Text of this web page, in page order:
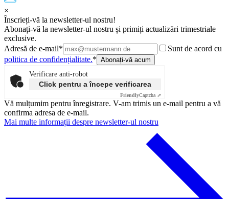
×
Înscrieți-vă la newsletter-ul nostru!
Abonați-vă la newsletter-ul nostru și primiți actualizări trimestriale
exclusive.
Adresă de e-mail*
Sunt de acord cu
politica de confidențialitate.*
Verificare anti-robot
Click pentru a începe verificarea
FriendlyCaptcha ⇗
Vă mulțumim pentru înregistrare. V-am trimis un e-mail pentru a vă
confirma adresa de e-mail.
Mai multe informații despre newsletter-ul nostru